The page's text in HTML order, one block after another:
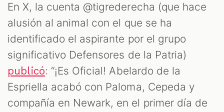
En X, la cuenta @tigrederecha (que hace
alusión al animal con el que se ha
identificado el aspirante por el grupo
significativo Defensores de la Patria)
publicó: “¡Es Oficial! Abelardo de la
Espriella acabó con Paloma, Cepeda y
compañía en Newark, en el primer día de